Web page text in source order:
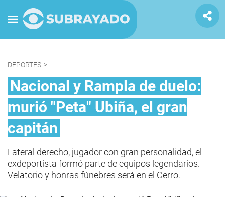
DEPORTES >
Nacional y Rampla de duelo:
murió "Peta" Ubiña, el gran
capitán
Lateral derecho, jugador con gran personalidad, el
exdeportista formó parte de equipos legendarios.
Velatorio y honras fúnebres será en el Cerro.